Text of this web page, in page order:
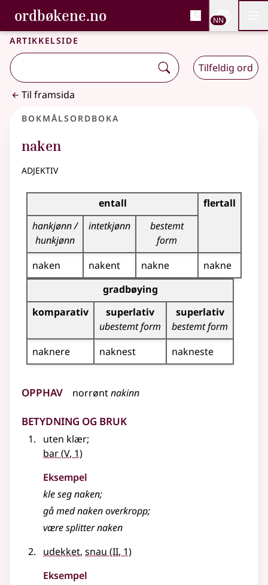
Gå til hovudinnhald
Tilgjenge
ordbøkene.no, Bokmålsordboka og
Bokmålsordboka og Nynorskordboka
NN
Artikkelside
Tilfeldig ord
Til framsida
Bokmålsordboka
naken
adjektiv
Bøyingstabell for dette adjektivet
entall
flertall
hankjønn /
hunkjønn
intetkjønn
bestemt
form
naken
nakent nakne
nakne
Bøyingstabell for dette adjektivet (gradbøying)
gradbøying
komparativ
superlativ
ubestemt form
superlativ
bestemt form
naknere
naknest nakneste
Opphav norrøntnakinn
Betydning og bruk
uten klær;
bar(5
V, 1)
Eksempel
kle segnaken;
gå mednakenoverkropp;
være splitter naken
udekket, snau (2
II, 1)
Eksempel